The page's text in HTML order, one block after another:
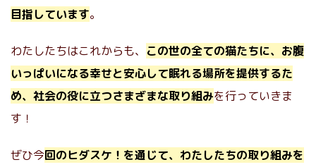
目指しています。
わたしたちはこれからも、 この世の全ての猫たちに、お腹
いっぱいになる幸せと安心して眠れる場所を提供するた
め、社会の役に立つさまざまな取り組みを行っていきま
す！
ぜひ今回のヒダスケ！を通じて、わたしたちの取り組みを